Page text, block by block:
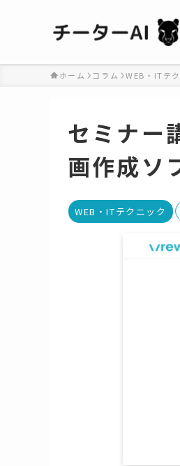
ホーム コラム WEB・ITテ
セミナー
画作成ソ
WEB・ITテクニック